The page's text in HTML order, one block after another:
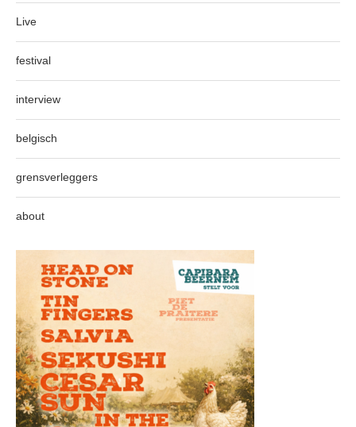
Live
festival
interview
belgisch
grensverleggers
about